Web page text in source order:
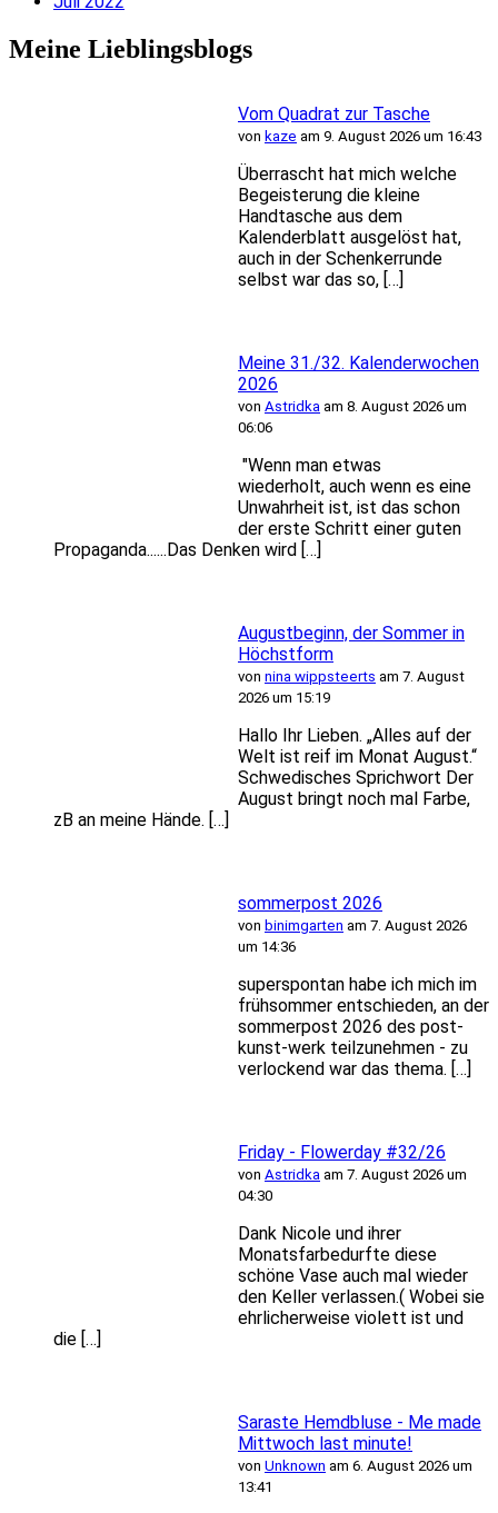
Meine Lieblingsblogs
Vom Quadrat zur Tasche
von kaze am 9. August 2026 um 16:43
Überrascht hat mich welche
Begeisterung die kleine
Handtasche aus dem
Kalenderblatt ausgelöst hat,
auch in der Schenkerrunde
selbst war das so, […]
Meine 31./32. Kalenderwochen
2026
von Astridka am 8. August 2026 um
06:06
"Wenn man etwas
wiederholt, auch wenn es eine
Unwahrheit ist, ist das schon
der erste Schritt einer guten
Propaganda......Das Denken wird […]
Augustbeginn, der Sommer in
Höchstform
von nina wippsteerts am 7. August
2026 um 15:19
Hallo Ihr Lieben. „Alles auf der
Welt ist reif im Monat August.“
Schwedisches Sprichwort Der
August bringt noch mal Farbe,
zB an meine Hände. […]
sommerpost 2026
von binimgarten am 7. August 2026
um 14:36
superspontan habe ich mich im
frühsommer entschieden, an der
sommerpost 2026 des post-
kunst-werk teilzunehmen - zu
verlockend war das thema. […]
Friday - Flowerday #32/26
von Astridka am 7. August 2026 um
04:30
Dank Nicole und ihrer
Monatsfarbedurfte diese
schöne Vase auch mal wieder
den Keller verlassen.( Wobei sie
ehrlicherweise violett ist und
die […]
Saraste Hemdbluse - Me made
Mittwoch last minute!
von Unknown am 6. August 2026 um
13:41